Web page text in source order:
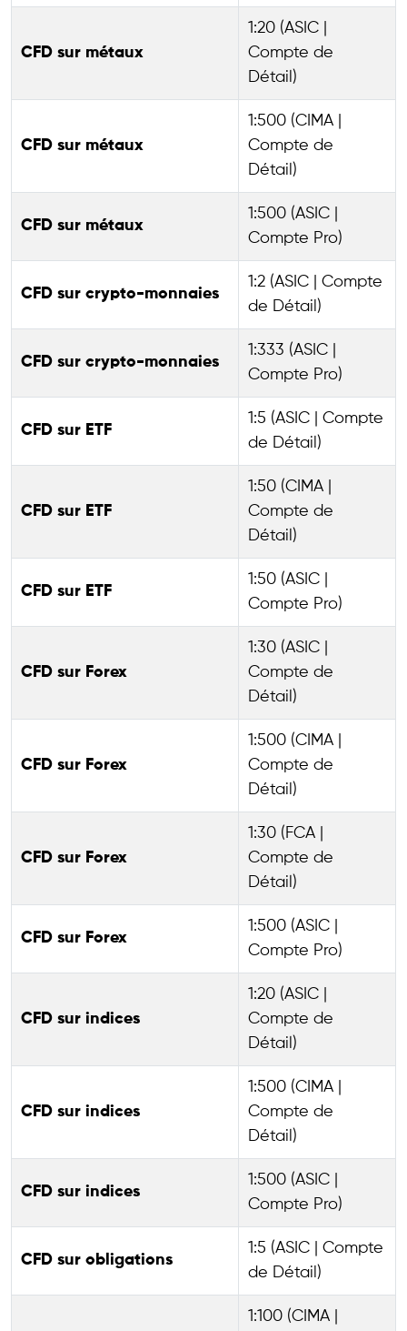
CFD sur métaux
1:20 (ASIC |
Compte de
Détail)
CFD sur métaux
1:500 (CIMA |
Compte de
Détail)
CFD sur métaux
1:500 (ASIC |
Compte Pro)
CFD sur crypto-monnaies
1:2 (ASIC | Compte
de Détail)
CFD sur crypto-monnaies
1:333 (ASIC |
Compte Pro)
CFD sur ETF
1:5 (ASIC | Compte
de Détail)
CFD sur ETF
1:50 (CIMA |
Compte de
Détail)
CFD sur ETF
1:50 (ASIC |
Compte Pro)
CFD sur Forex
1:30 (ASIC |
Compte de
Détail)
CFD sur Forex
1:500 (CIMA |
Compte de
Détail)
CFD sur Forex
1:30 (FCA |
Compte de
Détail)
CFD sur Forex
1:500 (ASIC |
Compte Pro)
CFD sur indices
1:20 (ASIC |
Compte de
Détail)
CFD sur indices
1:500 (CIMA |
Compte de
Détail)
CFD sur indices
1:500 (ASIC |
Compte Pro)
CFD sur obligations
1:5 (ASIC | Compte
de Détail)
1:100 (CIMA |